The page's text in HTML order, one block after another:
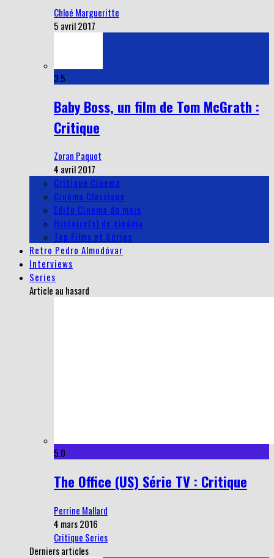
Chloé Margueritte
5 avril 2017
3.5
Baby Boss, un film de Tom McGrath :
Critique
Zoran Paquot
4 avril 2017
Critique Cinema
Cinéma Classique
Edito Cinema du mois
Histoire(s) de cinéma
Top Films et Séries
Retro Pedro Almodóvar
Interviews
Series
Article au hasard
5.0
The Office (US) Série TV : Critique
Perrine Mallard
4 mars 2016
Critique Series
Derniers articles